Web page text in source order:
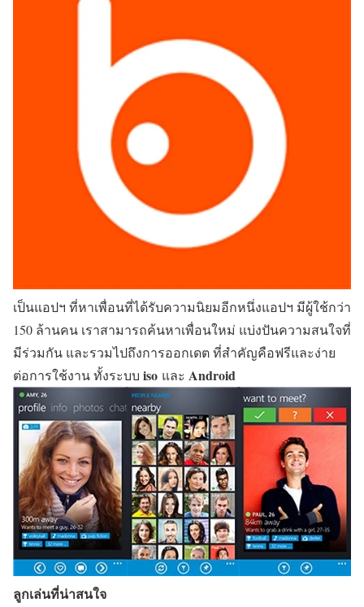
เป็นแอปฯ ที่หาเพื่อนที่ได้รับความนิยมอีกหนึ่งแอปฯ มีผู้ใช้กว่า
150 ล้านคน เราสามารถค้นหาเพื่อนใหม่ แบ่งปันความสนใจที่
มีร่วมกัน และรวมไปถึงการออกเดต ที่สำคัญคือฟรีและง่าย
ต่อการใช้งาน ทั้งระบบ iso และ Android
ลูกเล่นที่น่าสนใจ